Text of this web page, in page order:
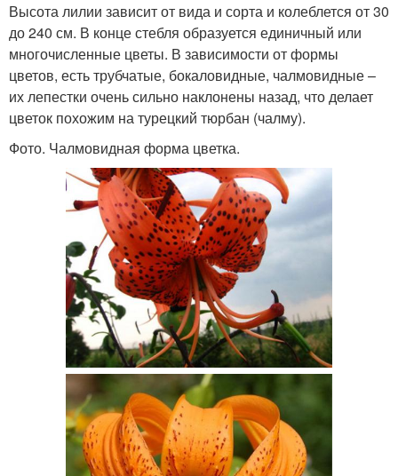
Высота лилии зависит от вида и сорта и колеблется от 30
до 240 см. В конце стебля образуется единичный или
многочисленные цветы. В зависимости от формы
цветов, есть трубчатые, бокаловидные, чалмовидные –
их лепестки очень сильно наклонены назад, что делает
цветок похожим на турецкий тюрбан (чалму).
Фото. Чалмовидная форма цветка.